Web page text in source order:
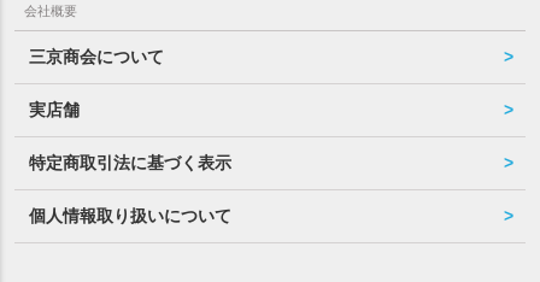
会社概要
三京商会について
実店舗
特定商取引法に基づく表示
個人情報取り扱いについて